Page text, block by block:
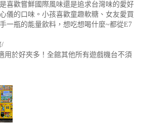
喜歡嘗鮮國際風味還是追求台灣味的愛好
儀的口味。小孩喜歡童趣軟糖、女友愛買
一瓶的能量飲料，想吃想喝什麼~都從E7
/
用於好夾多！全館其他所有遊戲機台不須